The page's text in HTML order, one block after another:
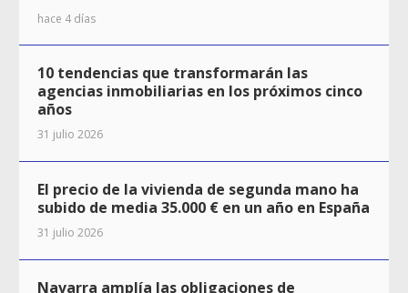
hace 4 días
10 tendencias que transformarán las
agencias inmobiliarias en los próximos cinco
años
31 julio 2026
El precio de la vivienda de segunda mano ha
subido de media 35.000 € en un año en España
31 julio 2026
Navarra amplía las obligaciones de